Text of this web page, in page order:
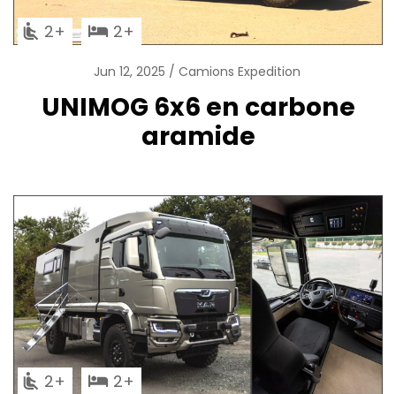
2 2
Jun 12, 2025 Camions Expedition
UNIMOG 6x6 en carbone
aramide
2 2